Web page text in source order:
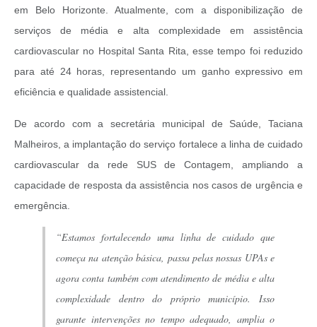
em Belo Horizonte. Atualmente, com a disponibilização de
serviços de média e alta complexidade em assistência
cardiovascular no Hospital Santa Rita, esse tempo foi reduzido
para até 24 horas, representando um ganho expressivo em
eficiência e qualidade assistencial.
De acordo com a secretária municipal de Saúde, Taciana
Malheiros, a implantação do serviço fortalece a linha de cuidado
cardiovascular da rede SUS de Contagem, ampliando a
capacidade de resposta da assistência nos casos de urgência e
emergência.
“Estamos fortalecendo uma linha de cuidado que
começa na atenção básica, passa pelas nossas UPAs e
agora conta também com atendimento de média e alta
complexidade dentro do próprio município. Isso
garante intervenções no tempo adequado, amplia o